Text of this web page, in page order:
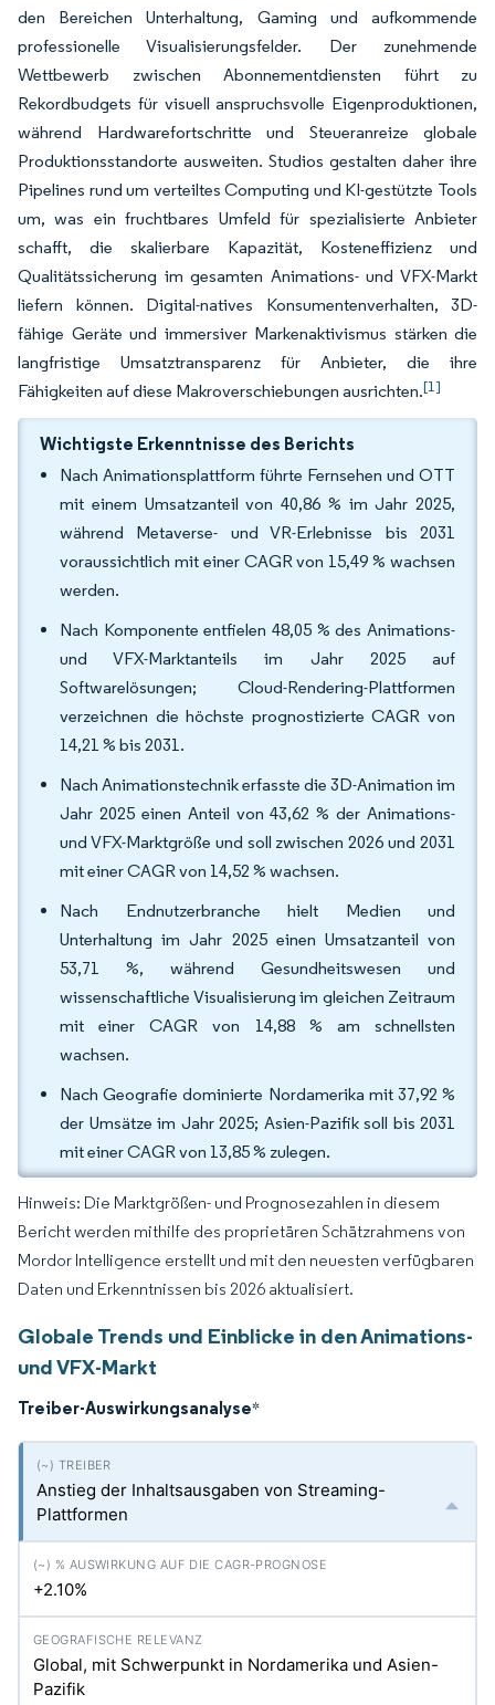
den Bereichen Unterhaltung, Gaming und aufkommende
professionelle Visualisierungsfelder. Der zunehmende
Wettbewerb zwischen Abonnementdiensten führt zu
Rekordbudgets für visuell anspruchsvolle Eigenproduktionen,
während Hardwarefortschritte und Steueranreize globale
Produktionsstandorte ausweiten. Studios gestalten daher ihre
Pipelines rund um verteiltes Computing und KI-gestützte Tools
um, was ein fruchtbares Umfeld für spezialisierte Anbieter
schafft, die skalierbare Kapazität, Kosteneffizienz und
Qualitätssicherung im gesamten Animations- und VFX-Markt
liefern können. Digital-natives Konsumentenverhalten, 3D-
fähige Geräte und immersiver Markenaktivismus stärken die
langfristige Umsatztransparenz für Anbieter, die ihre
Fähigkeiten auf diese Makroverschiebungen ausrichten.[1]
Wichtigste Erkenntnisse des Berichts
Nach Animationsplattform führte Fernsehen und OTT
mit einem Umsatzanteil von 40,86 % im Jahr 2025,
während Metaverse- und VR-Erlebnisse bis 2031
voraussichtlich mit einer CAGR von 15,49 % wachsen
werden.
Nach Komponente entfielen 48,05 % des Animations-
und VFX-Marktanteils im Jahr 2025 auf
Softwarelösungen; Cloud-Rendering-Plattformen
verzeichnen die höchste prognostizierte CAGR von
14,21 % bis 2031.
Nach Animationstechnik erfasste die 3D-Animation im
Jahr 2025 einen Anteil von 43,62 % der Animations-
und VFX-Marktgröße und soll zwischen 2026 und 2031
mit einer CAGR von 14,52 % wachsen.
Nach Endnutzerbranche hielt Medien und
Unterhaltung im Jahr 2025 einen Umsatzanteil von
53,71 %, während Gesundheitswesen und
wissenschaftliche Visualisierung im gleichen Zeitraum
mit einer CAGR von 14,88 % am schnellsten
wachsen.
Nach Geografie dominierte Nordamerika mit 37,92 %
der Umsätze im Jahr 2025; Asien-Pazifik soll bis 2031
mit einer CAGR von 13,85 % zulegen.
Hinweis: Die Marktgrößen- und Prognosezahlen in diesem
Bericht werden mithilfe des proprietären Schätzrahmens von
Mordor Intelligence erstellt und mit den neuesten verfügbaren
Daten und Erkenntnissen bis 2026 aktualisiert.
Globale Trends und Einblicke in den Animations-
und VFX-Markt
Treiber-Auswirkungsanalyse*
Anstieg der Inhaltsausgaben von Streaming-
Plattformen
+2.10%
Global, mit Schwerpunkt in Nordamerika und Asien-
Pazifik